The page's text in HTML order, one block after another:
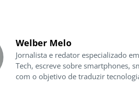
Welber Melo
Jornalista e redator especializado
Tech, escreve sobre smartphones,
com o objetivo de traduzir